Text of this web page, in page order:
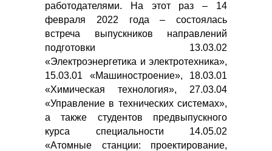
работодателями. На этот раз – 14
февраля 2022 года – состоялась
встреча выпускников направлений
подготовки 13.03.02
«Электроэнергетика и электротехника»,
15.03.01 «Машиностроение», 18.03.01
«Химическая технология», 27.03.04
«Управление в технических системах»,
а также студентов предвыпускного
курса специальности 14.05.02
«Атомные станции: проектирование,